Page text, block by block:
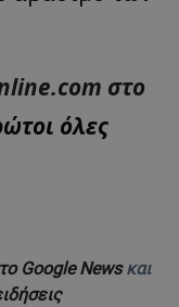
στο
όλες
Google Newsκαι